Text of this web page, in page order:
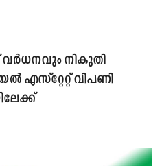
വർധനവും നികുതി
എസ്റ്റേറ്റ് വിപണി